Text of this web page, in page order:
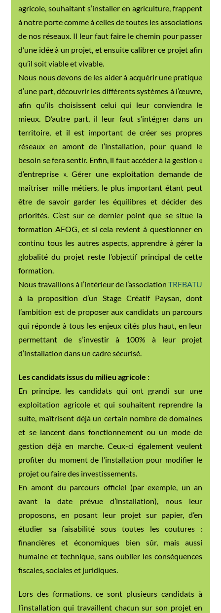
agricole, souhaitant s’installer en agriculture, frappent
à notre porte comme à celles de toutes les associations
de nos réseaux. Il leur faut faire le chemin pour passer
d’une idée à un projet, et ensuite calibrer ce projet afin
qu’il soit viable et vivable.
Nous nous devons de les aider à acquérir une pratique
d’une part, découvrir les différents systèmes à l’œuvre,
afin qu’ils choisissent celui qui leur conviendra le
mieux. D’autre part, il leur faut s’intégrer dans un
territoire, et il est important de créer ses propres
réseaux en amont de l’installation, pour quand le
besoin se fera sentir. Enfin, il faut accéder à la gestion «
d’entreprise ». Gérer une exploitation demande de
maîtriser mille métiers, le plus important étant peut
être de savoir garder les équilibres et décider des
priorités. C’est sur ce dernier point que se situe la
formation AFOG, et si cela revient à questionner en
continu tous les autres aspects, apprendre à gérer la
globalité du projet reste l’objectif principal de cette
formation.
Nous travaillons à l’intérieur de l’associationTREBATU
à la proposition d’un Stage Créatif Paysan, dont
l’ambition est de proposer aux candidats un parcours
qui réponde à tous les enjeux cités plus haut, en leur
permettant de s’investir à 100% à leur projet
d’installation dans un cadre sécurisé.
Les candidats issus du milieu agricole :
En principe, les candidats qui ont grandi sur une
exploitation agricole et qui souhaitent reprendre la
suite, maîtrisent déjà un certain nombre de domaines
et se lancent dans fonctionnement ou un mode de
gestion déjà en marche. Ceux-ci également veulent
profiter du moment de l’installation pour modifier le
projet ou faire des investissements.
En amont du parcours officiel (par exemple, un an
avant la date prévue d’installation), nous leur
proposons, en posant leur projet sur papier, d’en
étudier sa faisabilité sous toutes les coutures :
financières et économiques bien sûr, mais aussi
humaine et technique, sans oublier les conséquences
fiscales, sociales et juridiques.
Lors des formations, ce sont plusieurs candidats à
l’installation qui travaillent chacun sur son projet en